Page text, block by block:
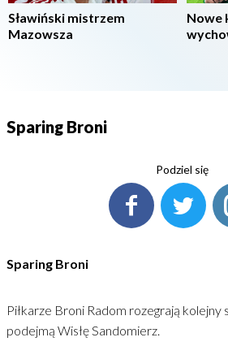
Sławiński mistrzem
Mazowsza
Nowe
Sparing Broni
Podziel się
Sparing Broni
Piłkarze Broni Radom rozegrają kolejny
podejmą Wisłę Sandomierz.